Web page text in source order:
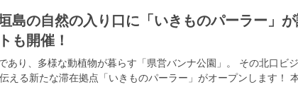
島の自然の入り口に「いきものパーラー」
も開催！
あり、多様な動植物が暮らす「県営バンナ公園」。 その北口ビ
える新たな滞在拠点「いきものパーラー」がオープンします！